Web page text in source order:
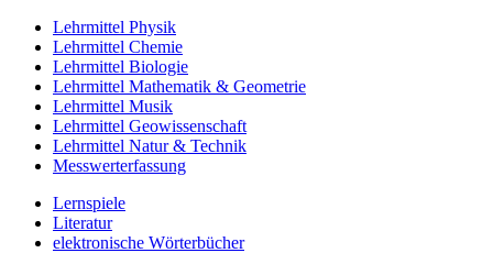
Lehrmittel Physik
Lehrmittel Chemie
Lehrmittel Biologie
Lehrmittel Mathematik & Geometrie
Lehrmittel Musik
Lehrmittel Geowissenschaft
Lehrmittel Natur & Technik
Messwerterfassung
Lernspiele
Literatur
elektronische Wörterbücher